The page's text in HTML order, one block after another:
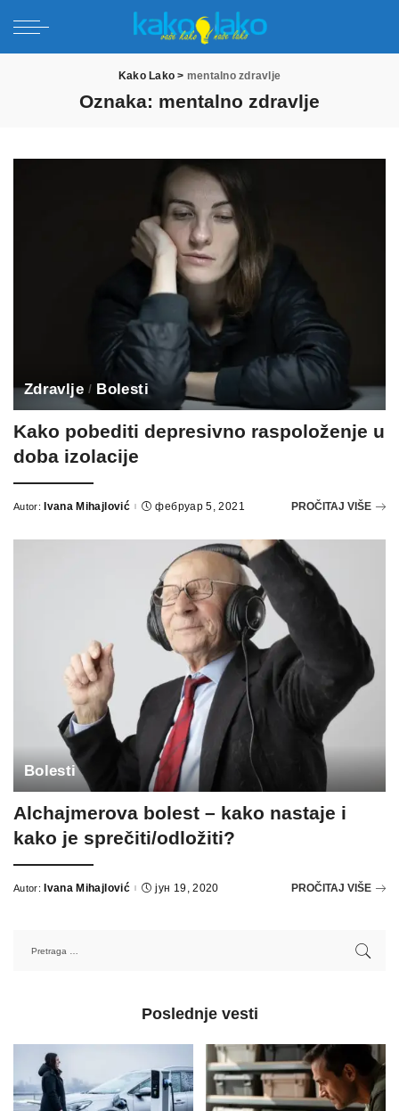
Kako Lako > mentalno zdravlje
Oznaka: mentalno zdravlje
Zdravlje Bolesti
Kako pobediti depresivno raspoloženje u
doba izolacije
Autor: Ivana Mihajlović фебруар 5, 2021 PROČITAJ VIŠE
Bolesti
Alchajmerova bolest – kako nastaje i
kako je sprečiti/odložiti?
Autor: Ivana Mihajlović јун 19, 2020 PROČITAJ VIŠE
Poslednje vesti